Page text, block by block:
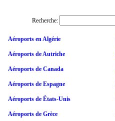
Recherche:
Aéroports en Algérie
Aéroports de Autriche
Aéroports de Canada
Aéroports de Espagne
Aéroports de États-Unis
Aéroports de Grèce